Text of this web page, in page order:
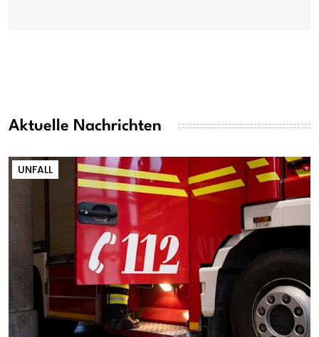
Aktuelle Nachrichten
UNFALL